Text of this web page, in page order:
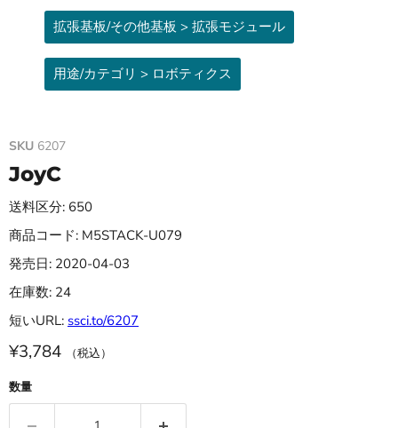
拡張基板/その他基板 > 拡張モジュール
用途/カテゴリ > ロボティクス
SKU 6207
JoyC
送料区分: 650
商品コード: M5STACK-U079
発売日: 2020-04-03
在庫数: 24
短いURL: ssci.to/6207
¥3,784 （税込）
数量